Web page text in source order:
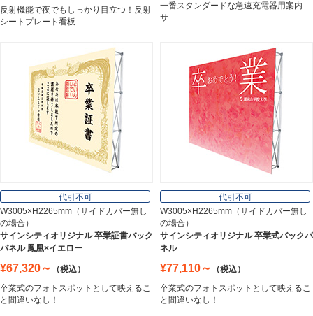
インテリア
Interior
オフィス用品
Office Supplies
ステンレス切文字
Stainless Sign
エッチングプレート
反射機能で夜でもしっかり目立つ！反射
シートプレート看板
一番スタンダードな急速充電器用案内
サ…
代引不可
W3005×H2265mm（サイドカバー無し
の場合）
サインシティオリジナル 卒業証書バック
パネル 鳳凰×イエロー
¥67,320～
（税込）
卒業式のフォトスポットとして映えるこ
と間違いなし！
代引不可
W3005×H2265mm（サイドカバー無し
の場合）
サインシティオリジナル 卒業式バックパ
ネル
¥77,110～
（税込）
卒業式のフォトスポットとして映えるこ
と間違いなし！